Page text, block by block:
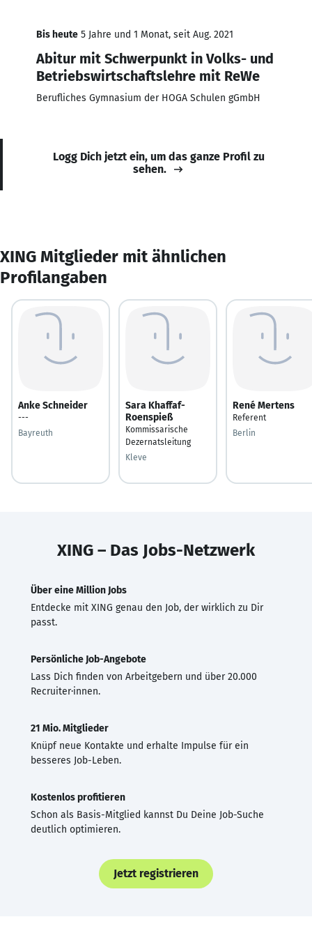
Bis heute 5 Jahre und 1 Monat, seit Aug. 2021
Abitur mit Schwerpunkt in Volks- und
Betriebswirtschaftslehre mit ReWe
Berufliches Gymnasium der HOGA Schulen gGmbH
Logg Dich jetzt ein, um das ganze Profil zu
sehen.
XING Mitglieder mit ähnlichen
Profilangaben
Anke Schneider
---
Bayreuth
Sara Khaffaf-
Roenspieß
Kommissarische
Dezernatsleitung
Kleve
René Mertens
Referent
Berlin
XING – Das Jobs-Netzwerk
Über eine Million Jobs
Entdecke mit XING genau den Job, der wirklich zu Dir
passt.
Persönliche Job-Angebote
Lass Dich finden von Arbeitgebern und über 20.000
Recruiter·innen.
21 Mio. Mitglieder
Knüpf neue Kontakte und erhalte Impulse für ein
besseres Job-Leben.
Kostenlos profitieren
Schon als Basis-Mitglied kannst Du Deine Job-Suche
deutlich optimieren.
Jetzt registrieren